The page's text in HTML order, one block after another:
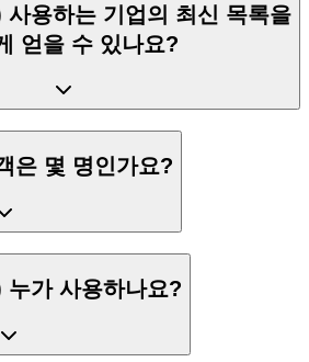
용하는 기업의 최신 목록을
얻을 수 있나요?
은 몇 명인가요?
가 사용하나요?